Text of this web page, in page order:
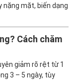
nặng mặt, biến dạng
Cách chăm
giảm rõ rệt từ 1
3 – 5 ngày, tùy